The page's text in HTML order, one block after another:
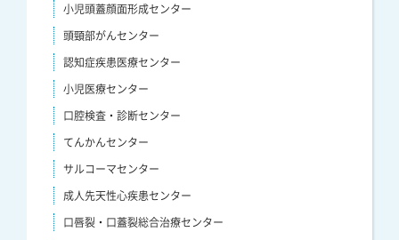
小児頭蓋顔面形成センター
頭頸部がんセンター
認知症疾患医療センター
小児医療センター
口腔検査・診断センター
てんかんセンター
サルコーマセンター
成人先天性心疾患センター
口唇裂・口蓋裂総合治療センター